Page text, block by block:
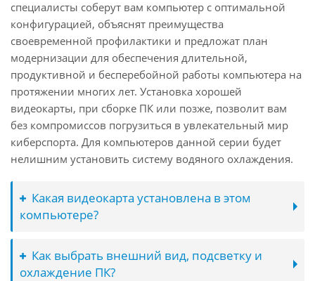
специалисты соберут вам компьютер с оптимальной
конфигурацией, объяснят преимущества
своевременной профилактики и предложат план
модернизации для обеспечения длительной,
продуктивной и бесперебойной работы компьютера на
протяжении многих лет. Установка хорошей
видеокарты, при сборке ПК или позже, позволит вам
без компромиссов погрузиться в увлекательный мир
киберспорта. Для компьютеров данной серии будет
нелишним установить систему водяного охлаждения.
Какая видеокарта установлена в этом
компьютере?
Как выбрать внешний вид, подсветку и
охлаждение ПК?